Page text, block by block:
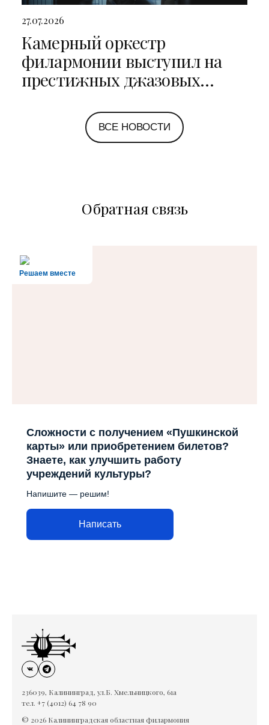
27.07.2026
Камерный оркестр
филармонии выступил на
престижных джазовых
Петербурге и Ярославле
ВСЕ НОВОСТИ
Обратная связь
Решаем вместе
Сложности с получением «Пушкинской
карты» или приобретением билетов?
Знаете, как улучшить работу
учреждений культуры?
Напишите — решим!
Написать
236039, Калининград, ул.Б. Хмельницкого, 61а
тел. +7 (4012) 64 78 90
© 2026 Калининградская областная филармония